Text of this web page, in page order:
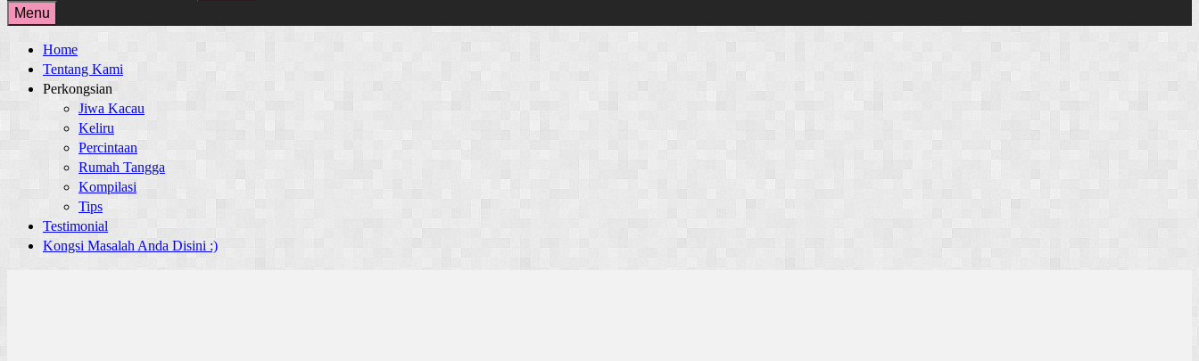
for:
Menu
Home
Tentang Kami
Perkongsian
Jiwa Kacau
Keliru
Percintaan
Rumah Tangga
Kompilasi
Tips
Testimonial
Kongsi Masalah Anda Disini :)